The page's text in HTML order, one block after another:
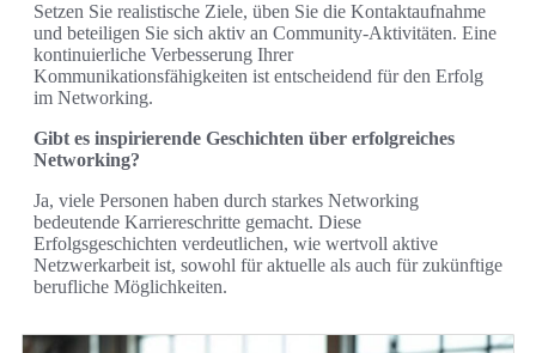
Setzen Sie realistische Ziele, üben Sie die Kontaktaufnahme
und beteiligen Sie sich aktiv an Community-Aktivitäten. Eine
kontinuierliche Verbesserung Ihrer
Kommunikationsfähigkeiten ist entscheidend für den Erfolg
im Networking.
Gibt es inspirierende Geschichten über erfolgreiches
Networking?
Ja, viele Personen haben durch starkes Networking
bedeutende Karriereschritte gemacht. Diese
Erfolgsgeschichten verdeutlichen, wie wertvoll aktive
Netzwerkarbeit ist, sowohl für aktuelle als auch für zukünftige
berufliche Möglichkeiten.